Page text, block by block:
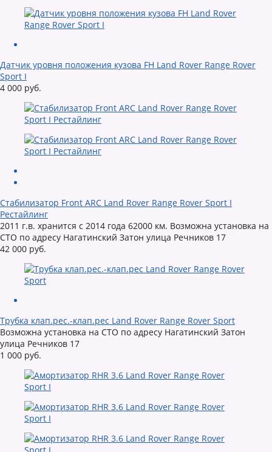
Датчик уровня положения кузова FH Land Rover Range Rover
Sport I
4 000 руб.
Стабилизатор Front ARC Land Rover Range Rover Sport I
Рестайлинг
2011 г.в. хранится с 2014 года 62000 км. Возможна установка на
СТО по адресу Нагатинский Затон улица Речников 17
42 000 руб.
Трубка клап.рес.-клап.рес Land Rover Range Rover Sport
Возможна установка на СТО по адресу Нагатинский Затон
улица Речников 17
1 000 руб.